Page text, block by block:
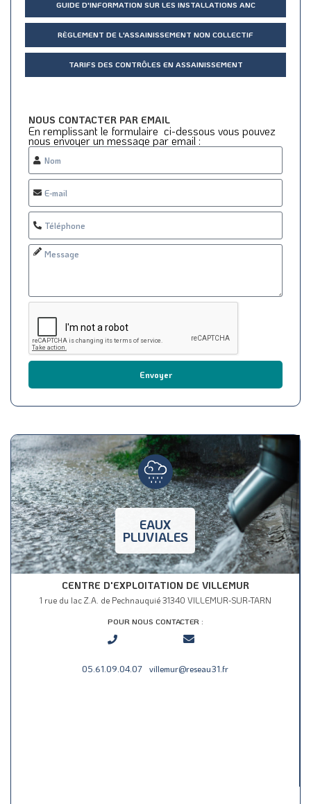
GUIDE D'INFORMATION SUR LES INSTALLATIONS ANC
RÈGLEMENT DE L'ASSAINISSEMENT NON COLLECTIF
TARIFS DES CONTRÔLES EN ASSAINISSEMENT
NOUS CONTACTER PAR EMAIL
En remplissant le formulaire ci-dessous vous pouvez
nous envoyer un message par email :
Envoyer
EAUX
PLUVIALES
CENTRE D'EXPLOITATION DE VILLEMUR
1 rue du lac Z.A. de Pechnauquié 31340 VILLEMUR-SUR-TARN
POUR NOUS CONTACTER :
05.61.09.04.07 villemur@reseau31.fr